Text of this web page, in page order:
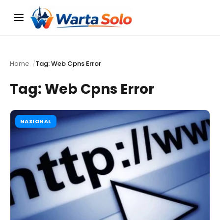
Menu
Home Tag: Web Cpns Error
Tag:Web Cpns Error
NASIONAL